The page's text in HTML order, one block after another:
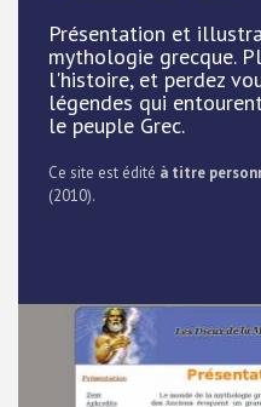
Présentation et
mythologie grecque.
l'histoire, et perdez
légendes qui
le peuple Grec.
Ce site est édité à titre
(2010).